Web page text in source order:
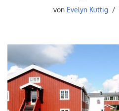
von Evelyn Kuttig